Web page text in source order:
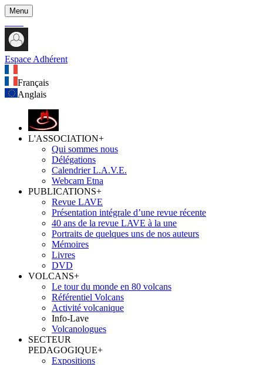
Menu
Espace Adhérent
Français
Anglais
L'ASSOCIATION+
Qui sommes nous
Délégations
Calendrier L.A.V.E.
Webcam Etna
PUBLICATIONS+
Revue LAVE
Présentation intégrale d’une revue récente
40 ans de la revue LAVE à la une
Portraits de quelques uns de nos auteurs
Mémoires
Livres
DVD
VOLCANS+
Le tour du monde en 80 volcans
Référentiel Volcans
Activité volcanique
Info-Lave
Volcanologues
SECTEUR
PEDAGOGIQUE+
Expositions